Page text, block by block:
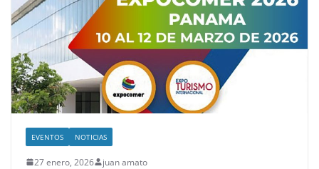
EVENTOS NOTICIAS
27 enero, 2026 juan amato